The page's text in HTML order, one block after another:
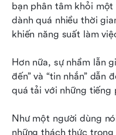
bạn phân tâm khỏi
dành quá nhiều thời
khiến năng suất làm
Hơn nữa, sự nhầm lẫn
đến” và “tin nhắn” dẫn
quá tải với những tiếng
Như một người dùng
những thách thức